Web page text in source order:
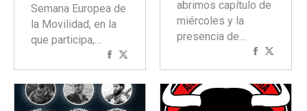
Semana Europea de
la Movilidad, en la
que participa,…
Compartir
con
Facebook
con
Twitter
abrimos capítulo de
miércoles y la
presencia de…
Compartir
concon